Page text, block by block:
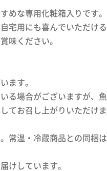
めな専用化粧箱入りです。
宅用にも喜んでいただける
味ください。
ます。
る場合がございますが、魚
てお召し上がりいただけま
常温・冷蔵商品との同梱は
けしています。